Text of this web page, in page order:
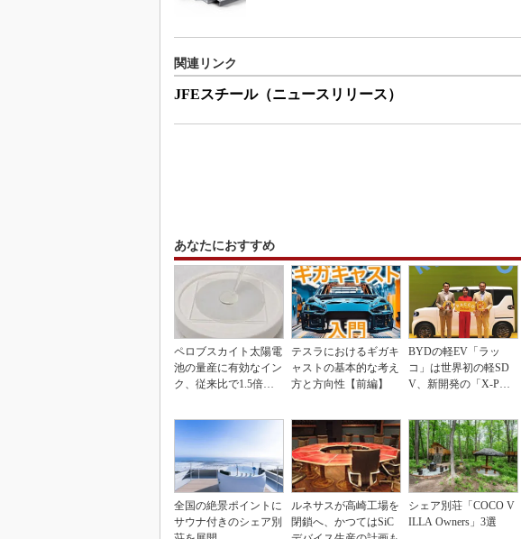
関連リンク
JFEスチール（ニュースリリース）
あなたにおすすめ
ペロブスカイト太陽電
池の量産に有効なイン
ク、従来比で1.5倍の
テスラにおけるギガキ
ャストの基本的な考え
方と方向性【前編】
BYDの軽EV「ラッ
コ」は世界初の軽SD
V、新開発の「X-PAC
全国の絶景ポイントに
サウナ付きのシェア別
ルネサスが高崎工場を
閉鎖へ、かつてはSiC
シェア別荘「COCO V
ILLA Owners」3選